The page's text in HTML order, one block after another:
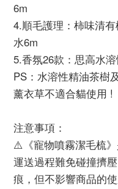
6m
4.順毛護理：柿味清
水6m
5.香氛26款：思高水
PS：水溶性精油茶樹
薰衣草不適合貓使用 !
注意事項：
⚠️《寵物噴霧潔毛梳》
運送過程難免碰撞擠
痕，但不影響商品的